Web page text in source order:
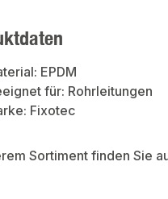
EPDM
für: Rohrleitungen
Fixotec
Sortiment finden Sie